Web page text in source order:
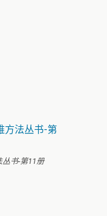
丛书-第11册